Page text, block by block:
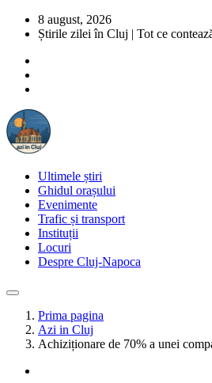
8 august, 2026
Știrile zilei în Cluj | Tot ce
Ultimele știri
Ghidul orașului
Evenimente
Trafic și transport
Instituții
Locuri
Despre Cluj-Napoca
Prima pagina
Azi in Cluj
Achiziționare de 70% a unei